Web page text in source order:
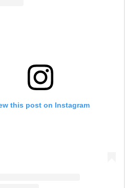
this post on Instagram